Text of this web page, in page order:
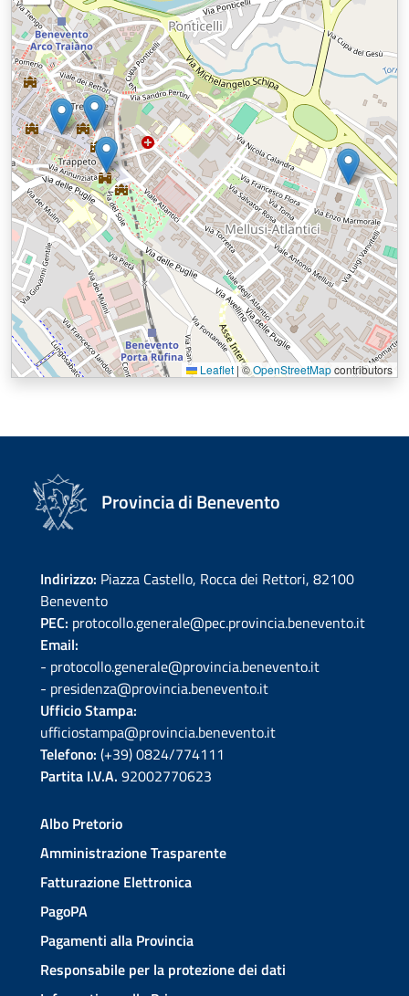
Leaflet |©OpenStreetMapcontributors
Provincia di Benevento
Indirizzo: Piazza Castello, Rocca dei Rettori, 82100
Benevento
PEC: protocollo.generale@pec.provincia.benevento.it
Email:
- protocollo.generale@provincia.benevento.it
- presidenza@provincia.benevento.it
Ufficio Stampa:
ufficiostampa@provincia.benevento.it
Telefono: (+39) 0824/774111
Partita I.V.A. 92002770623
Albo Pretorio
Amministrazione Trasparente
Fatturazione Elettronica
PagoPA
Pagamenti alla Provincia
Responsabile per la protezione dei dati